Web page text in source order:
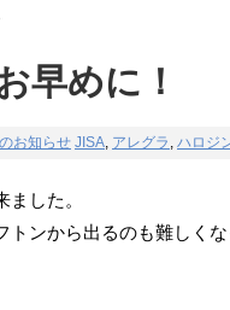
早めに！
お知らせ JISA, アレグラ , ハロジ
した。
トンから出るのも難しく